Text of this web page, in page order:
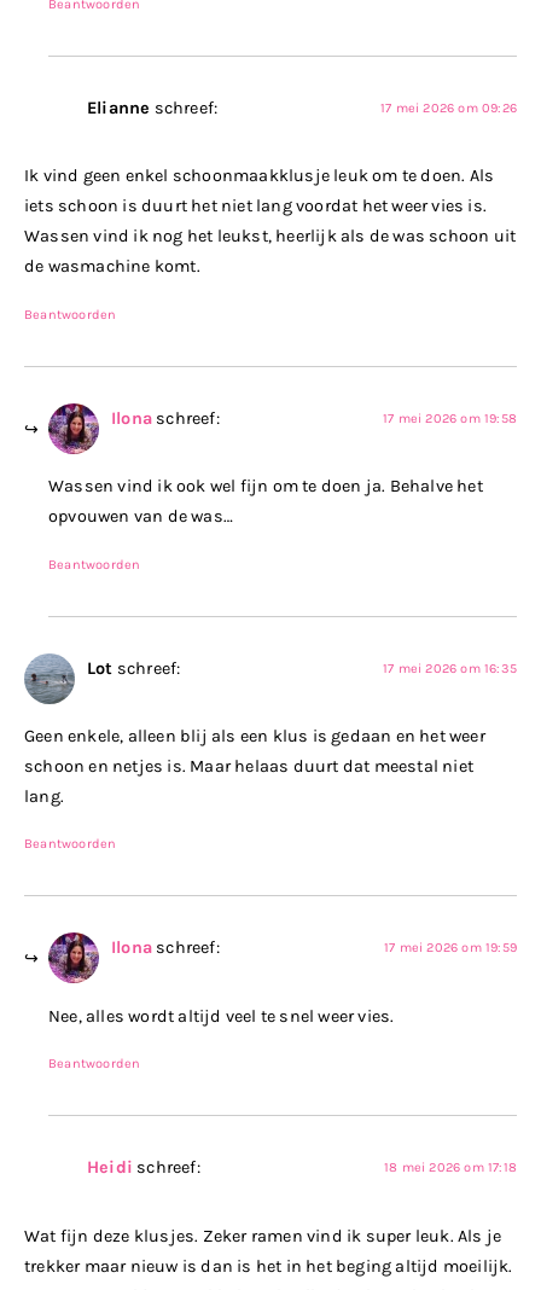
Beantwoorden
Elianne schreef: 17 mei 2026 om 09:26
Ik vind geen enkel schoonmaakklusje leuk om te doen. Als
iets schoon is duurt het niet lang voordat het weer vies is.
Wassen vind ik nog het leukst, heerlijk als de was schoon uit
de wasmachine komt.
Beantwoorden
Ilona schreef: 17 mei 2026 om 19:58
Wassen vind ik ook wel fijn om te doen ja. Behalve het
opvouwen van de was…
Beantwoorden
Lot schreef: 17 mei 2026 om 16:35
Geen enkele, alleen blij als een klus is gedaan en het weer
schoon en netjes is. Maar helaas duurt dat meestal niet
lang.
Beantwoorden
Ilona schreef: 17 mei 2026 om 19:59
Nee, alles wordt altijd veel te snel weer vies.
Beantwoorden
Heidi schreef: 18 mei 2026 om 17:18
Wat fijn deze klusjes. Zeker ramen vind ik super leuk. Als je
trekker maar nieuw is dan is het in het beging altijd moeilijk.